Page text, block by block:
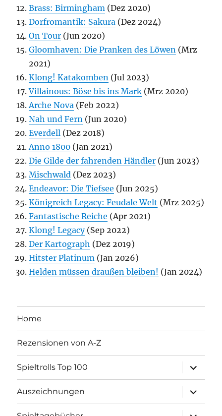
Brass: Birmingham (Dez 2020)
Dorfromantik: Sakura (Dez 2024)
On Tour (Jun 2020)
Gloomhaven: Die Pranken des Löwen (Mrz
2021)
Klong! Katakomben (Jul 2023)
Villainous: Böse bis ins Mark (Mrz 2020)
Arche Nova (Feb 2022)
Nah und Fern (Jun 2020)
Everdell (Dez 2018)
Anno 1800 (Jan 2021)
Die Gilde der fahrenden Händler (Jun 2023)
Mischwald (Dez 2023)
Endeavor: Die Tiefsee (Jun 2025)
Königreich Legacy: Feudale Welt (Mrz 2025)
Fantastische Reiche (Apr 2021)
Klong! Legacy(Sep 2022)
Der Kartograph (Dez 2019)
Hitster Platinum (Jan 2026)
Helden müssen draußen bleiben! (Jan 2024)
Home
Rezensionen von A-Z
Spieltrolls Top 100
öffnen
Auszeichnungen
öffnen